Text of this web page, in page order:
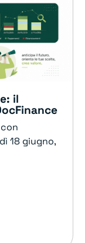
il
18 giugno,